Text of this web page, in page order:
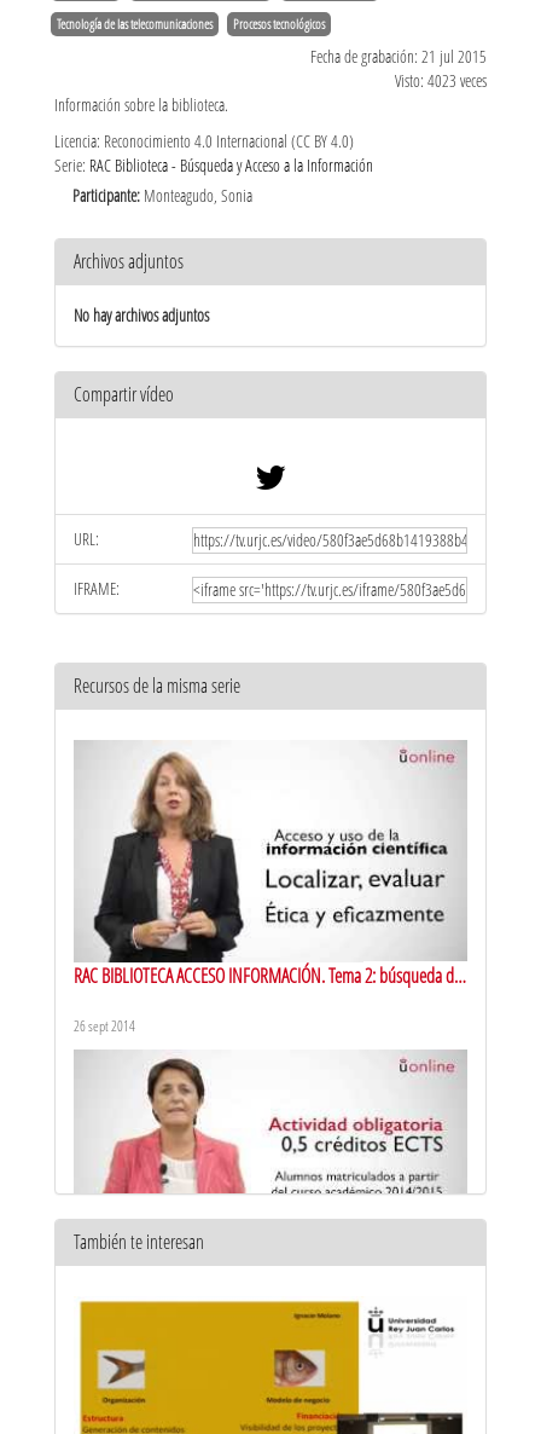
Tecnología de las telecomunicaciones Procesos tecnológicos
Fecha de grabación: 21 jul 2015
Visto: 4023 veces
Información sobre la biblioteca.
Licencia: Reconocimiento 4.0 Internacional (CC BY 4.0)
Serie: RAC Biblioteca - Búsqueda y Acceso a la Información
Participante: Monteagudo, Sonia
Archivos adjuntos
No hay archivos adjuntos
Compartir vídeo
URL:
IFRAME:
Recursos de la misma serie
RAC BIBLIOTECA ACCESO INFORMACIÓN. Tema 2: búsqueda de
26 sept 2014
También te interesan